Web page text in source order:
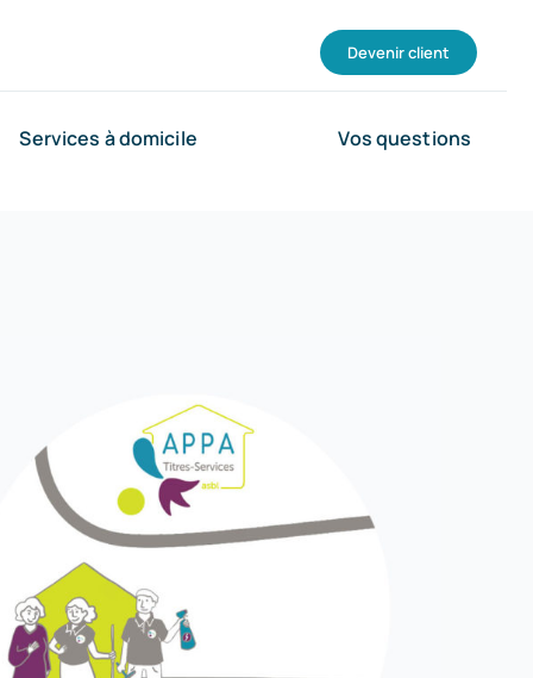
Devenir client
Services à domicile Vos questions